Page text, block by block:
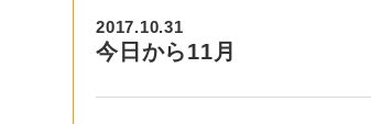
2017.10.31
今日から11月